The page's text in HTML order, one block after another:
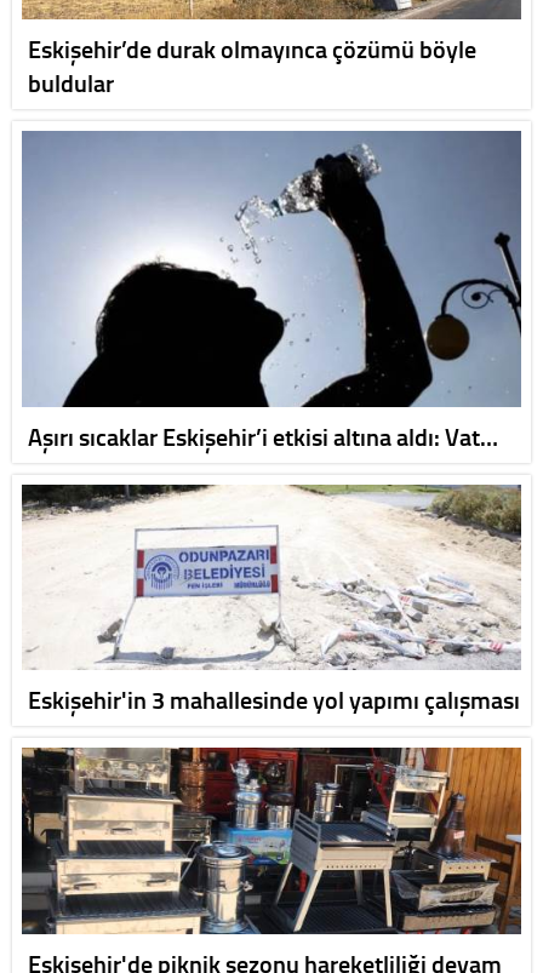
Eskişehir’de durak olmayınca çözümü böyle
buldular
Aşırı sıcaklar Eskişehir’i etkisi altına aldı: Vat…
Eskişehir'in 3 mahallesinde yol yapımı çalışması
Eskişehir'de piknik sezonu hareketliliği devam